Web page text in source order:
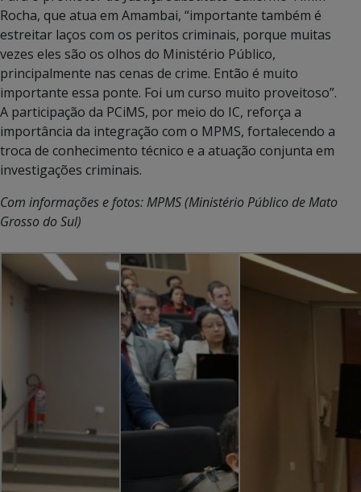
Rocha, que atua em Amambai, “importante também é
estreitar laços com os peritos criminais, porque muitas
vezes eles são os olhos do Ministério Público,
principalmente nas cenas de crime. Então é muito
importante essa ponte. Foi um curso muito proveitoso”.
A participação da PCiMS, por meio do IC, reforça a
importância da integração com o MPMS, fortalecendo a
troca de conhecimento técnico e a atuação conjunta em
investigações criminais.
Com informações e fotos: MPMS (Ministério Público de Mato
Grosso do Sul)